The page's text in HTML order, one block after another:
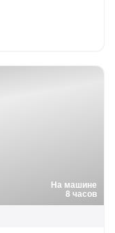
На машине
8 часов